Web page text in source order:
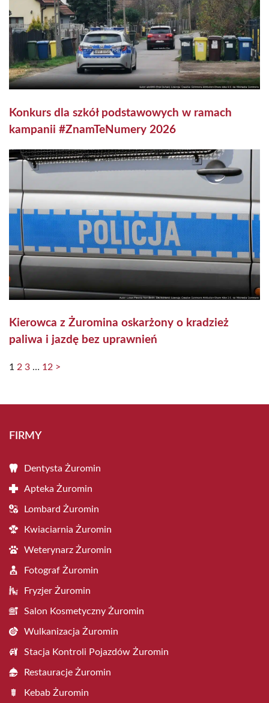
Konkurs dla szkół podstawowych w ramach
kampanii #ZnamTeNumery 2026
Kierowca z Żuromina oskarżony o kradzież
paliwa i jazdę bez uprawnień
1 2 3 … 12 >
FIRMY
Dentysta Żuromin
Apteka Żuromin
Lombard Żuromin
Kwiaciarnia Żuromin
Weterynarz Żuromin
Fotograf Żuromin
Fryzjer Żuromin
Salon Kosmetyczny Żuromin
Wulkanizacja Żuromin
Stacja Kontroli Pojazdów Żuromin
Restauracje Żuromin
Kebab Żuromin